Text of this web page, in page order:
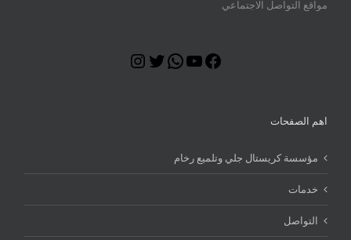
مواقع التواصل الاجتماعي
Facebook
YouTube
WhatsApp
Twitter
اهم الصفحات
مؤسسة كريستال جلي وتلميع رخام
خدمات
التواصل